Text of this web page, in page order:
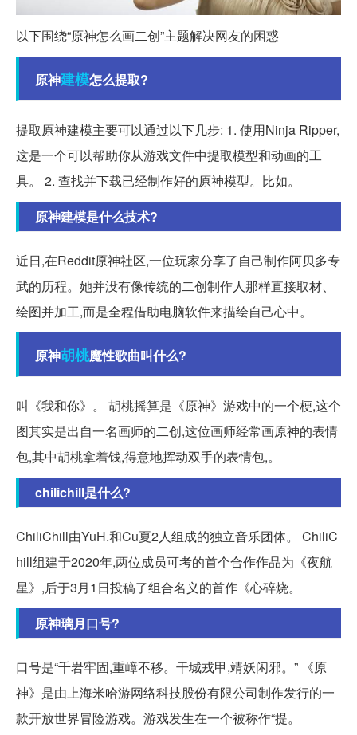
以下围绕“原神怎么画二创”主题解决网友的困惑
原神建模怎么提取?
提取原神建模主要可以通过以下几步: 1. 使用Ninja Ripper,
这是一个可以帮助你从游戏文件中提取模型和动画的工
具。 2. 查找并下载已经制作好的原神模型。比如。
原神建模是什么技术?
近日,在Reddit原神社区,一位玩家分享了自己制作阿贝多专
武的历程。她并没有像传统的二创制作人那样直接取材、
绘图并加工,而是全程借助电脑软件来描绘自己心中。
原神胡桃魔性歌曲叫什么?
叫《我和你》。 胡桃摇算是《原神》游戏中的一个梗,这个
图其实是出自一名画师的二创,这位画师经常画原神的表情
包,其中胡桃拿着钱,得意地挥动双手的表情包,。
chilichill是什么?
ChiliChill由YuH.和Cu夏2人组成的独立音乐团体。 ChiliC
hill组建于2020年,两位成员可考的首个合作作品为《夜航
星》,后于3月1日投稿了组合名义的首作《心碎烧。
原神璃月口号?
口号是“千岩牢固,重嶂不移。干城戎甲,靖妖闲邪。” 《原
神》是由上海米哈游网络科技股份有限公司制作发行的一
款开放世界冒险游戏。游戏发生在一个被称作“提。